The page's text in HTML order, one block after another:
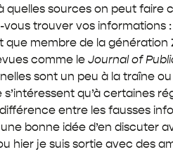
quelles sources on peut faire
vous trouver vos informations
que membre de la
comme le Journal of
sont un peu à la traîne
qu’à certaines
entre les fausses
bonne idée d’en discuter
hier je suis sortie avec des